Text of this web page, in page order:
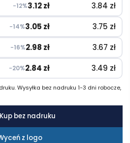
−12%3.12zł 3.84 zł
−14%3.05 zł 3.75 zł
−16%2.98 zł 3.67 zł
−20%2.84 zł 3.49 zł
Wysyłka bez nadruku 1-3 dni robocze,
Kup bez nadruku
z logo